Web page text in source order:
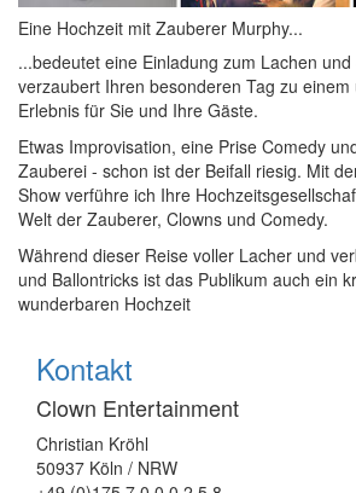
Eine Hochzeit mit Zauberer Murphy...
...bedeutet eine Einladung zum Lachen
verzaubert Ihren besonderen Tag zu einem
Erlebnis für Sie und Ihre Gäste.
Etwas Improvisation, eine Prise Comedy
Zauberei - schon ist der Beifall riesig. Mit
Show verführe ich Ihre
Welt der Zauberer, Clowns und Comedy.
Während dieser Reise voller Lacher und
und Ballontricks ist das Publikum auch ein
wunderbaren Hochzeit
Kontakt
Clown Entertainment
Christian Kröhl
50937 Köln / NRW